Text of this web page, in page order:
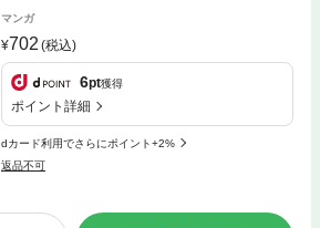
マンガ
702 (税込)
6pt獲得
ポイント詳細
dカード利用でさらにポイント+2%
返品不可